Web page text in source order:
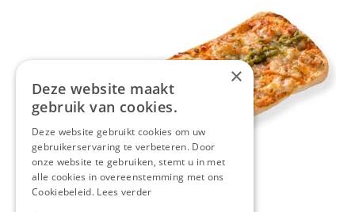
×
Deze website maakt
gebruik van cookies.
Deze website gebruikt cookies om uw
gebruikerservaring te verbeteren. Door
onze website te gebruiken, stemt u in met
alle cookies in overeenstemming met ons
Cookiebeleid. Lees verder